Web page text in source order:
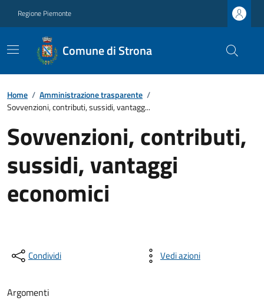
Regione Piemonte
Comune di Strona
Home / Amministrazione trasparente /
Sovvenzioni, contributi, sussidi, vantagg...
Sovvenzioni, contributi,
sussidi, vantaggi
economici
Condividi Vedi azioni
Argomenti